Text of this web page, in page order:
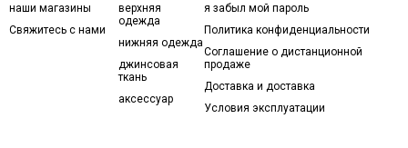
наши магазины
Свяжитесь с нами
верхняя
одежда
нижняя одежда
джинсовая
ткань
аксессуар
я забыл мой пароль
Политика конфиденциальности
Соглашение о дистанционной
продаже
Доставка и доставка
Условия эксплуатации